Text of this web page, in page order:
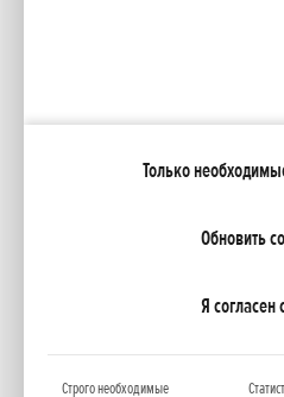
Только
Обновить
Я согласен
Строго необходимые